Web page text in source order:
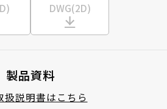
DWG(2D)
製品資料
扱説明書はこちら